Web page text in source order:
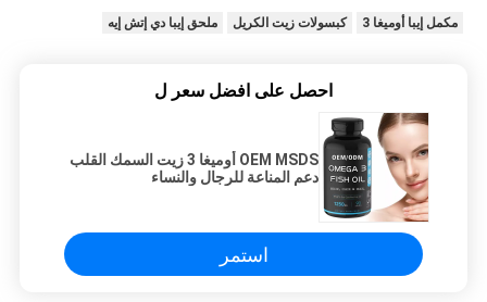
مكمل إيبا أوميغا 3 كبسولات زيت الكريل ملحق إيبا دي إتش إيه
احصل على افضل سعر ل
OEM MSDS أوميغا 3 زيت السمك القلب
دعم المناعة للرجال والنساء
استمر